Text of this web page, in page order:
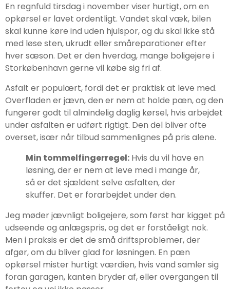
En regnfuld tirsdag i november viser hurtigt, om en
opkørsel er lavet ordentligt. Vandet skal væk, bilen
skal kunne køre ind uden hjulspor, og du skal ikke stå
med løse sten, ukrudt eller småreparationer efter
hver sæson. Det er den hverdag, mange boligejere i
Storkøbenhavn gerne vil købe sig fri af.
Asfalt er populært, fordi det er praktisk at leve med.
Overfladen er jævn, den er nem at holde pæn, og den
fungerer godt til almindelig daglig kørsel, hvis arbejdet
under asfalten er udført rigtigt. Den del bliver ofte
overset, især når tilbud sammenlignes på pris alene.
Min tommelfingerregel: Hvis du vil have en
løsning, der er nem at leve med i mange år,
så er det sjældent selve asfalten, der
skuffer. Det er forarbejdet under den.
Jeg møder jævnligt boligejere, som først har kigget på
udseende og anlægspris, og det er forståeligt nok.
Men i praksis er det de små driftsproblemer, der
afgør, om du bliver glad for løsningen. En pæn
opkørsel mister hurtigt værdien, hvis vand samler sig
foran garagen, kanten bryder af, eller overgangen til